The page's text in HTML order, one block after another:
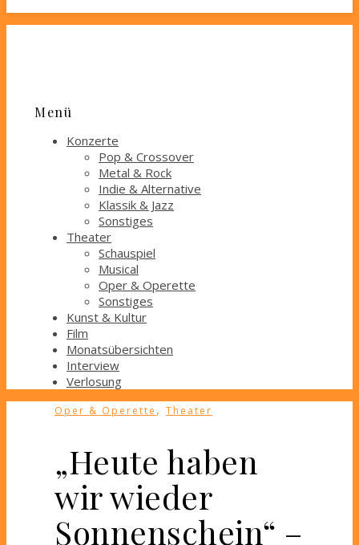
Menü
Konzerte
Pop & Crossover
Metal & Rock
Indie & Alternative
Klassik & Jazz
Sonstiges
Theater
Schauspiel
Musical
Oper & Operette
Sonstiges
Kunst & Kultur
Film
Monatsübersichten
Interview
Verlosung
Oper & Operette , Theater
„Heute haben
wir wieder
Sonnenschein“ –